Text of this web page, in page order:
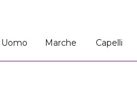
Uomo Marche Capelli